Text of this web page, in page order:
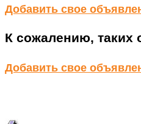
Добавить свое
К сожалению, таких
Добавить свое